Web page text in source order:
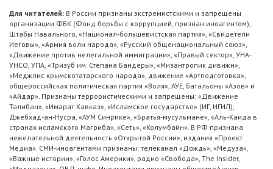
Для читателей: В России признаны экстремистскими и запрещены
организации ФБК (Фонд борьбы с коррупцией, признан иноагентом),
Штабы Навального, «Национал-большевистская партия», «Свидетели
Иеговы», «Армия воли народа», «Русский общенациональный союз»,
«Движение против нелегальной иммиграции», «Правый сектор», УНА-
УНСО, УПА, «Тризуб им. Степана Бандеры», «Мизантропик дивижн»,
«Меджлис крымскотатарского народа», движение «Артподготовка»,
общероссийская политическая партия «Воля», АУЕ, батальоны «Азов» и
«Айдар». Признаны террористическими и запрещены: «Движение
Талибан», «Имарат Кавказ», «Исламское государство» (ИГ, ИГИЛ),
Джебхад-ан-Нусра, «АУМ Синрике», «Братья-мусульмане», «Аль-Каида в
странах исламского Магриба», «Сеть», «Колумбайн». В РФ признана
нежелательной деятельность «Открытой России», издания «Проект
Медиа». СМИ-иноагентами признаны: телеканал «Дождь», «Медуза»,
«Важные истории», «Голос Америки», радио «Свобода», The Insider,